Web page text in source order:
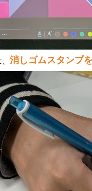
消しゴムスタンプ